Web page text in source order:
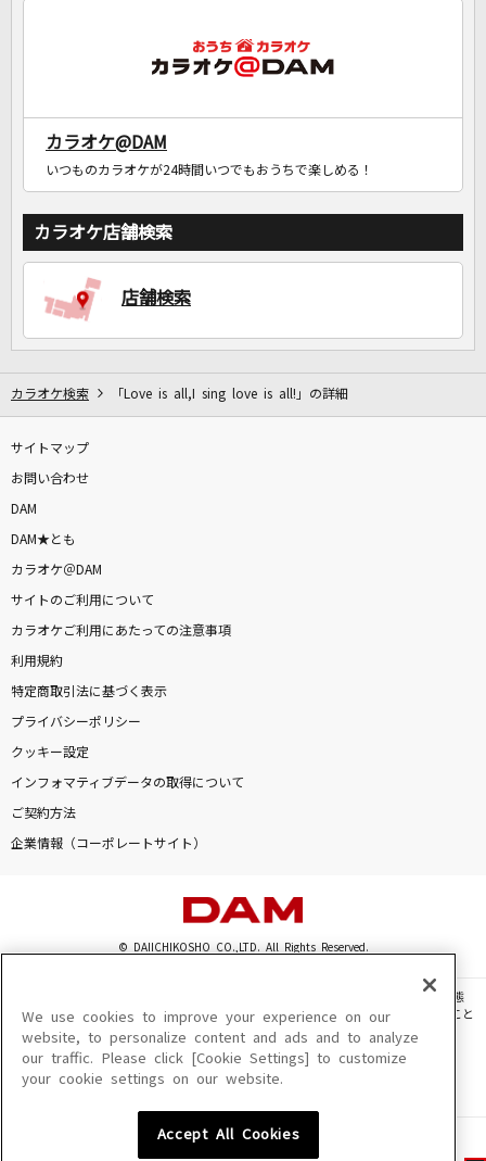
カラオケ@DAM
いつものカラオケが24時間いつでもおうちで楽しめる！
カラオケ店舗検索
店舗検索
カラオケ検索 「Love is all,I sing love is all!」の詳細
サイトマップ
お問い合わせ
DAM
DAM★とも
カラオケ＠DAM
サイトのご利用について
カラオケご利用にあたっての注意事項
利用規約
特定商取引法に基づく表示
プライバシーポリシー
クッキー設定
インフォマティブデータの取得について
ご契約方法
企業情報（コーポレートサイト）
© DAIICHIKOSHO CO.,LTD. All Rights Reserved.
このサイトに掲載されている一切の文章・画像・写真・動画・音声等を、手段や形態
を問わず、著作権法の定める範囲を超えて無断で複製、転載、ファイル化などすること
を禁じます。
楽曲及びコンテンツは、機種によりご利用いただけない場合があります。
楽曲及びコンテンツの配信日、配信内容が変更になる場合があります。
We use cookies to improve your experience on our
website, to personalize content and ads and to analyze
our traffic. Please click [Cookie Settings] to customize
your cookie settings on our website.
Accept All Cookies